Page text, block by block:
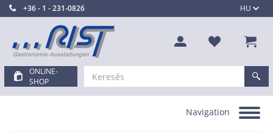
HU
+36 - 1 - 231-0826
ONLINE-
SHOP
Toggle
Navigation